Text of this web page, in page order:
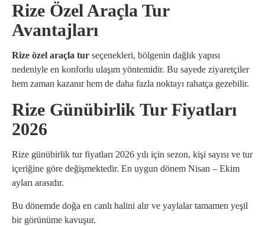
Rize Özel Araçla Tur
Avantajları
Rize özel araçla tur seçenekleri, bölgenin dağlık yapısı
nedeniyle en konforlu ulaşım yöntemidir. Bu sayede ziyaretçiler
hem zaman kazanır hem de daha fazla noktayı rahatça gezebilir.
Rize Günübirlik Tur Fiyatları
2026
Rize günübirlik tur fiyatları 2026 yılı için sezon, kişi sayısı ve tur
içeriğine göre değişmektedir. En uygun dönem Nisan – Ekim
ayları arasıdır.
Bu dönemde doğa en canlı halini alır ve yaylalar tamamen yeşil
bir görünüme kavuşur.